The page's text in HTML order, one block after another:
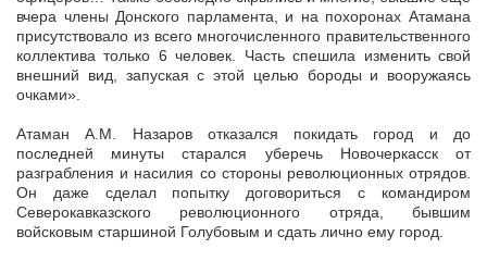
вчера члены Донского парламента, и на похоронах Атамана
присутствовало из всего многочисленного правительственного
коллектива только 6 человек. Часть спешила изменить свой
внешний вид, запуская с этой целью бороды и вооружаясь
очками».
Атаман А.М. Назаров отказался покидать город и до
последней минуты старался уберечь Новочеркасск от
разграбления и насилия со стороны революционных отрядов.
Он даже сделал попытку договориться с командиром
Северокавказского революционного отряда, бывшим
войсковым старшиной Голубовым и сдать лично ему город.